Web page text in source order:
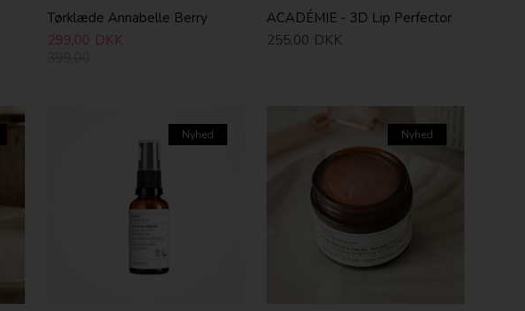
Tørklæde Annabelle Berry
299,00 DKK
ACADÉMIE - 3D Lip Perfector
255,00 DKK
Nyhed Nyhed